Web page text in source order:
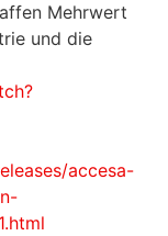
Mehrwert
und die
accesa-